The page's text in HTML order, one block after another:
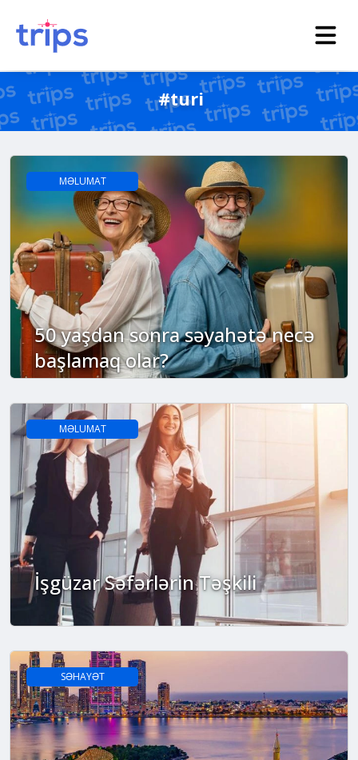
#turi
MƏLUMAT
50 yaşdan sonra səyahətə necə
başlamaq olar?
MƏLUMAT
İşgüzar Səfərlərin Təşkili
SƏHAYƏT